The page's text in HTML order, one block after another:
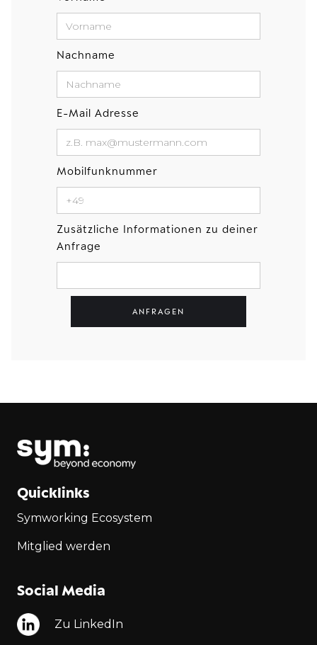
Nachname
E-Mail Adresse
Mobilfunknummer
Zusätzliche Informationen zu deiner
Anfrage
Quicklinks
Symworking Ecosystem
Mitglied werden
Social Media
Zu LinkedIn